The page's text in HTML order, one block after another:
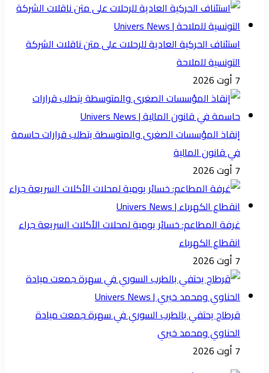
استئناف الحركية العادية للرحلات على متن ناقلات الشركة
التونسية للملاحة
7 أوت 2026
إنقاذ المؤسسات الصغرى والمتوسطة يتطلب قرارات حاسمة
في قانون المالية
7 أوت 2026
غرفة المطاعم: خسائر يومية لمحلات الأكلات السريعة جراء
انقطاع الكهرباء
7 أوت 2026
قرطاج يحتفي بالطرب السوري في سهرة جمعت ميادة
الحناوي ومحمد خيري
7 أوت 2026